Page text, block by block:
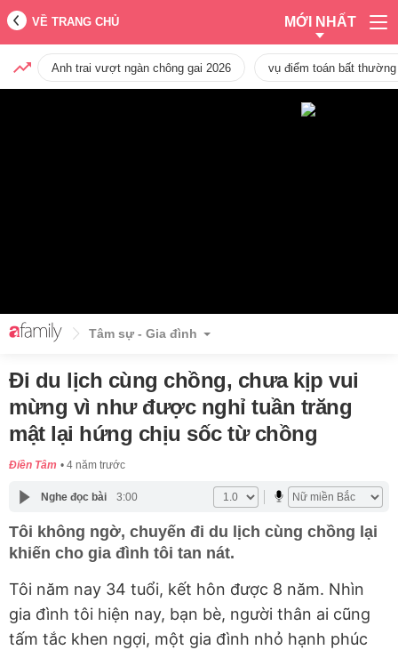
VỀ TRANG CHỦ MỚI NHẤT
Anh trai vượt ngàn chông gai 2026 vụ điểm toán bất
Tâm sự - Gia đình
Đi du lịch cùng chồng, chưa kịp vui
mừng vì như được nghỉ tuần trăng
mật lại hứng chịu sốc từ chồng
Điền Tâm 4 năm trước
Nghe đọc bài 3:00
Tôi không ngờ, chuyến đi du lịch cùng chồng lại
khiến cho gia đình tôi tan nát.
Tôi năm nay 34 tuổi, kết hôn được 8 năm. Nhìn
gia đình tôi hiện nay, bạn bè, người thân ai cũng
tấm tắc khen ngợi, một gia đình nhỏ hạnh phúc